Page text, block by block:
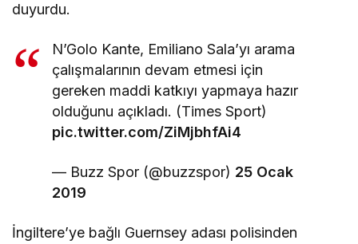
duyurdu.
N’Golo Kante, Emiliano Sala’yı arama
çalışmalarının devam etmesi için
gereken maddi katkıyı yapmaya hazır
olduğunu açıkladı. (Times Sport)
pic.twitter.com/ZiMjbhfAi4
— Buzz Spor (@buzzspor) 25 Ocak
2019
İngiltere’ye bağlı Guernsey adası polisinden